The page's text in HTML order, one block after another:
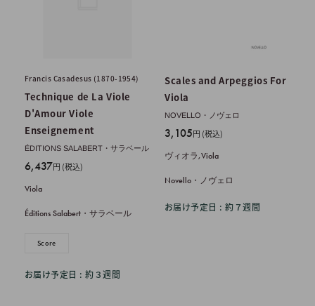
Francis Casadesus (1870-1954)
Technique de La Viole
D'Amour Viole
Enseignement
ÉDITIONS SALABERT・サラベール
販
価
格
6,437円 (税込)
Viola
Éditions Salabert・サラベール
Score
お届け予定日 : 約３週間
Scales and Arpeggios For
Viola
NOVELLO・ノヴェロ
販
価
格
3,105円 (税込)
ヴィオラ,Viola
Novello・ノヴェロ
お届け予定日 : 約７週間